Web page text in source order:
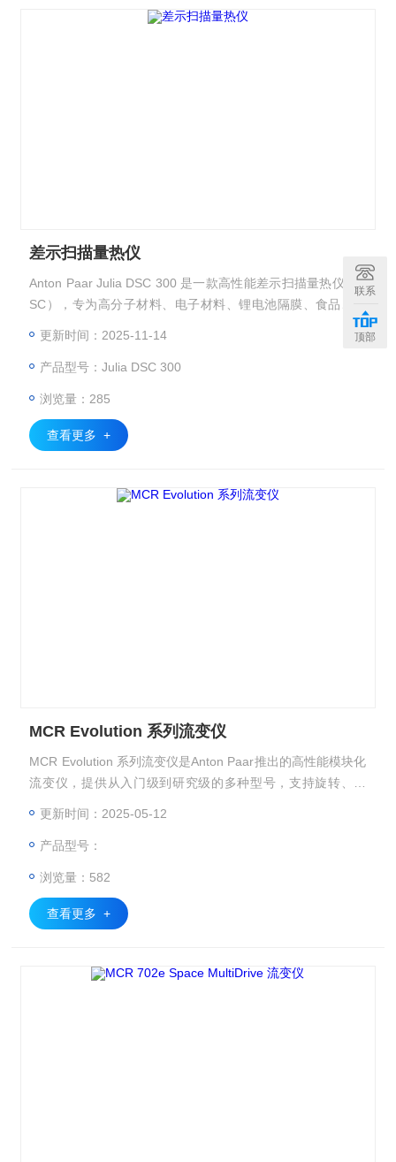
差示扫描量热仪
Anton Paar Julia DSC 300 是一款高性能差示扫描量热仪（D
SC），专为高分子材料、电子材料、锂电池隔膜、食品、制
更新时间：2025-11-14
产品型号：Julia DSC 300
浏览量：285
查看更多 +
MCR Evolution 系列流变仪
MCR Evolution 系列流变仪是Anton Paar推出的高性能模块化
流变仪，提供从入门级到研究级的多种型号，支持旋转、振
更新时间：2025-05-12
产品型号：
浏览量：582
查看更多 +
联系
顶部